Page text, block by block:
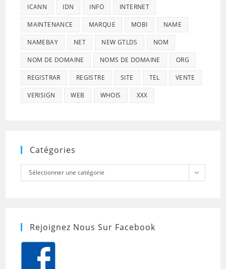
ICANN IDN INFO INTERNET
MAINTENANCE MARQUE MOBI NAME
NAMEBAY NET NEW GTLDS NOM
NOM DE DOMAINE NOMS DE DOMAINE ORG
REGISTRAR REGISTRE SITE TEL VENTE
VERISIGN WEB WHOIS XXX
Catégories
Catégories
Sélectionner une catégorie
Rejoignez Nous Sur Facebook